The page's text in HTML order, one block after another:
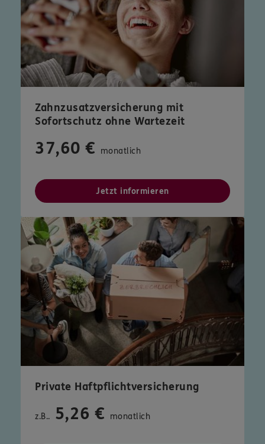
Zahnzusatzversicherung mit
Sofortschutz ohne Wartezeit
37,60 € monatlich
Jetzt informieren
Private Haftpflichtversicherung
z.B.. 5,26 € monatlich